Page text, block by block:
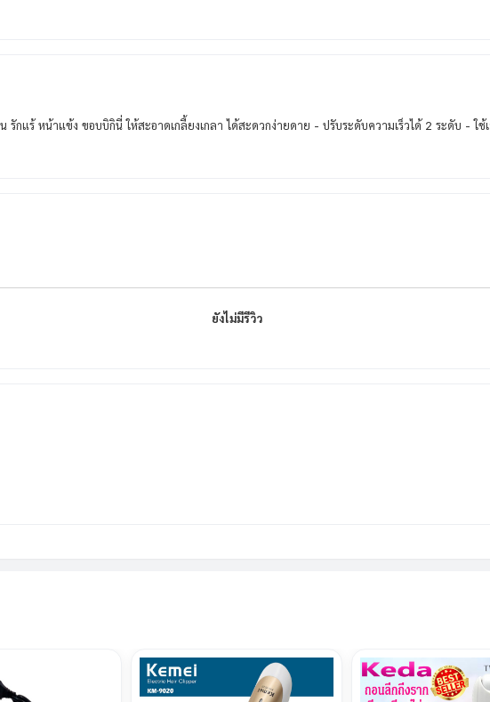
กแร้ หน้าแข้ง ขอบบิกินี่ ให้สะอาดเกลี้ยงเกลา ได้สะดวกง่ายดาย - ปรับระดับความเร็วได้ 2 ระดับ - ใช้
ยังไม่มีรีวิว